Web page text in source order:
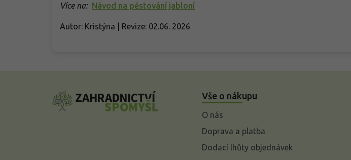
Více na: Návod na pěstování jabloní
Autor: Kristýna | Revize: 02.06. 2026
Vše o nákupu
O nás
Doprava a platba
Dodací lhůty objednávek